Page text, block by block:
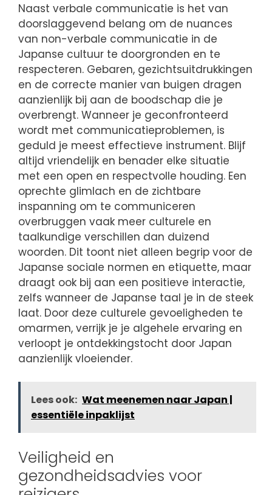
Naast verbale communicatie is het van
doorslaggevend belang om de nuances
van non-verbale communicatie in de
Japanse cultuur te doorgronden en te
respecteren. Gebaren, gezichtsuitdrukkingen
en de correcte manier van buigen dragen
aanzienlijk bij aan de boodschap die je
overbrengt. Wanneer je geconfronteerd
wordt met communicatieproblemen, is
geduld je meest effectieve instrument. Blijf
altijd vriendelijk en benader elke situatie
met een open en respectvolle houding. Een
oprechte glimlach en de zichtbare
inspanning om te communiceren
overbruggen vaak meer culturele en
taalkundige verschillen dan duizend
woorden. Dit toont niet alleen begrip voor de
Japanse sociale normen en etiquette, maar
draagt ook bij aan een positieve interactie,
zelfs wanneer de Japanse taal je in de steek
laat. Door deze culturele gevoeligheden te
omarmen, verrijk je je algehele ervaring en
verloopt je ontdekkingstocht door Japan
aanzienlijk vloeiender.
Lees ook: Wat meenemen naar Japan |
essentiële inpaklijst
Veiligheid en
gezondheidsadvies voor